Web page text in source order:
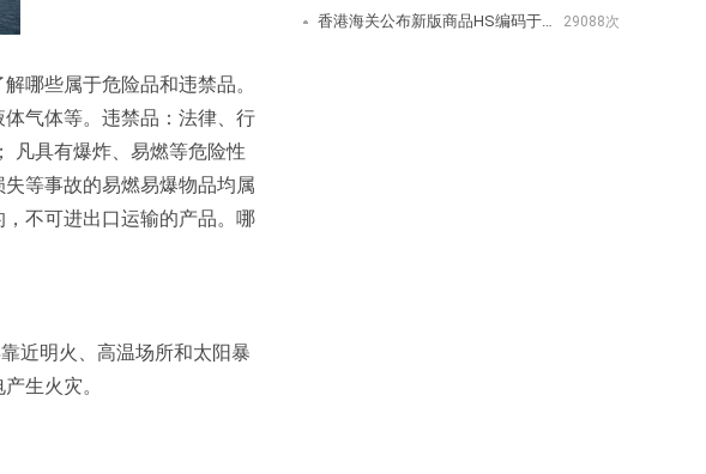
哪些属于危险品和违禁品。
气体等。违禁品：法律、行
凡具有爆炸、易燃等危险性
等事故的易燃易爆物品均属
不可进出口运输的产品。哪
近明火、高温场所和太阳暴
生火灾。
香港海关公布新版商品HS编码于2020年1月1日生效-[行通物流] 29088次